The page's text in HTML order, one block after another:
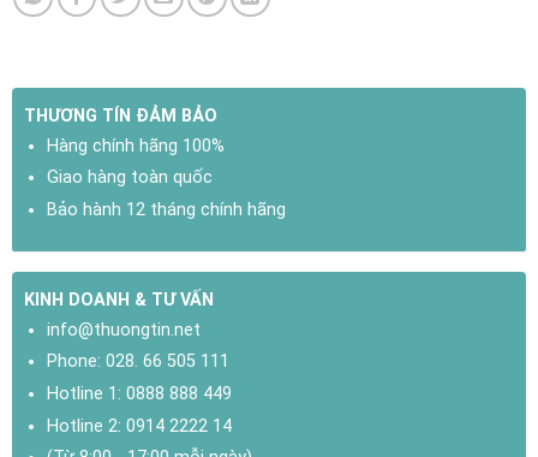
THƯƠNG TÍN ĐẢM BẢO
Hàng chính hãng 100%
Giao hàng toàn quốc
Bảo hành 12 tháng chính hãng
KINH DOANH & TƯ VẤN
info@thuongtin.net
Phone: 028. 66 505 111
Hotline 1: 0888 888 449
Hotline 2: 0914 2222 14